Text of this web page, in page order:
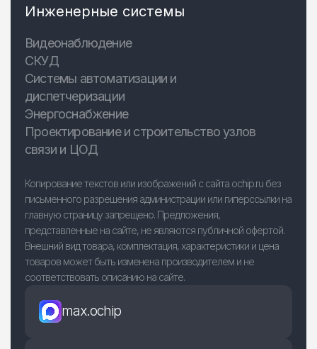
Инженерные системы
Видеонаблюдение
СКУД
Системы автоматизации и
диспетчеризации
Энергоснабжение
Проектирование и строительство узлов
связи и ЦОД
Копирование текстов или изображений с сайта ochip.ru без
письменного разрешения администрации или гиперссылки на
главную страницу запрещено. Предложения,
представленные на сайте, не являются публичной офертой.
Внешний вид товара, комплектация, характеристики и цена
товаров может быть изменена производителем и не
соответствовать описанию на сайте.
max.ochip